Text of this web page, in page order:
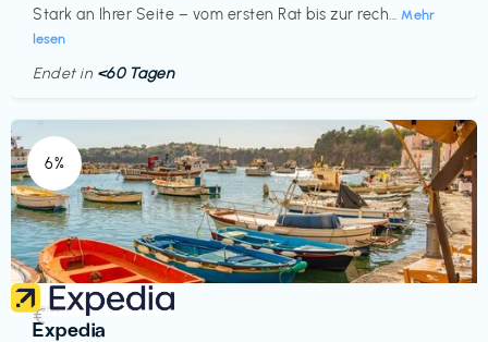
Stark an Ihrer Seite – vom ersten Rat bis zur rech... Mehr
lesen
Endet in <60 Tagen
6%
Reisen
Expedia
€‎